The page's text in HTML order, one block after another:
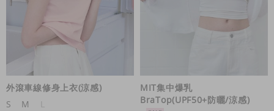
外滾車線修身上衣(涼感)
S
M
L
MIT集中爆乳
BraTop(UPF50+防曬/涼感)